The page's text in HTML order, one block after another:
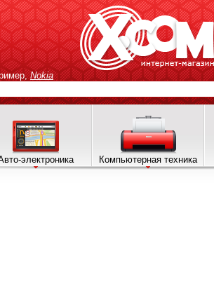
Nokia
электроника Компьютерная техника